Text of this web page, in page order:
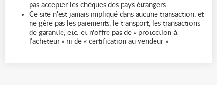
pas accepter les chèques des pays étrangers
Ce site n'est jamais impliqué dans aucune transaction, et
ne gère pas les paiements, le transport, les transactions
de garantie, etc. et n'offre pas de « protection à
l’acheteur » ni de « certification au vendeur »